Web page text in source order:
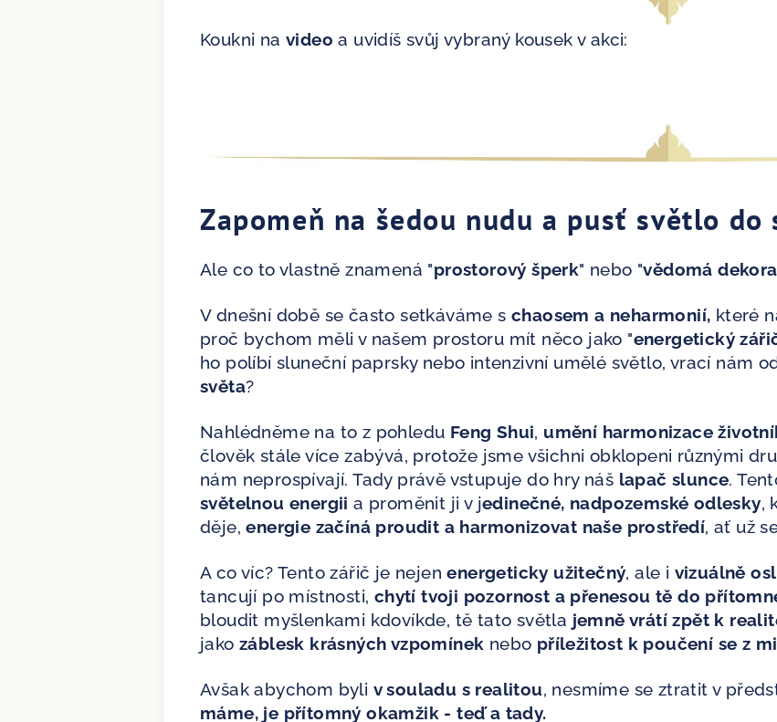
Koukni na video a uvidíš svůj vybraný kousek v akci:
Zapomeň na šedou nudu a pusť světlo do
Ale co to vlastně znamená "prostorový šperk" nebo "vědomá
V dnešní době se často setkáváme s chaosem a neharmonií, které
proč bychom měli v našem prostoru mít něco jako "energetický
ho políbí sluneční paprsky nebo intenzivní umělé světlo, vrací nám
světa?
Nahlédněme na to z pohledu Feng Shui, umění harmonizace
člověk stále více zabývá, protože jsme všichni obklopeni různými
nám neprospívají. Tady právě vstupuje do hry náš lapač slunce.
světelnou energii a proměnit ji v jedinečné, nadpozemské odlesky,
děje,energie začíná proudit a harmonizovat naše prostředí, ať už
A co víc? Tento zářič je nejenenergeticky užitečný, ale i vizuálně
tancují po místnosti, chytí tvoji pozornost a přenesou tě do
bloudit myšlenkami kdovíkde, tě tato světla jemně vrátí zpět k
jako záblesk krásných vzpomínek nebo příležitost k poučení se z
Avšak abychom byli v souladu s realitou, nesmíme se ztratit v
máme, je přítomný okamžik - teď a tady.